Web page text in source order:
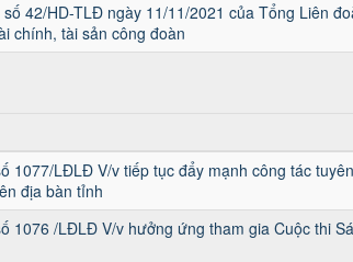
42/HD-TLĐ ngày 11/11/2021 của Tổng Liên
chính, tài sản công đoàn
1077/LĐLĐ V/v tiếp tục đẩy mạnh công tác
địa bàn tỉnh
1076 /LĐLĐ V/v hưởng ứng tham gia Cuộc thi